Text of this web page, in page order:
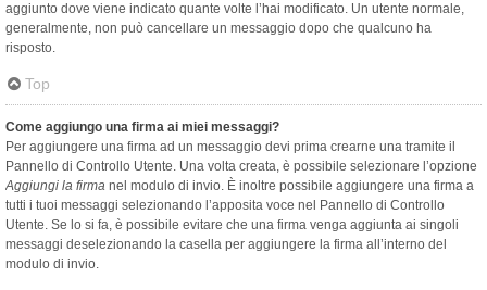
aggiunto dove viene indicato quante volte l’hai modificato. Un utente normale,
generalmente, non può cancellare un messaggio dopo che qualcuno ha
risposto.
Top
Come aggiungo una firma ai miei messaggi?
Per aggiungere una firma ad un messaggio devi prima crearne una tramite il
Pannello di Controllo Utente. Una volta creata, è possibile selezionare l’opzione
Aggiungi la firma nel modulo di invio. È inoltre possibile aggiungere una firma a
tutti i tuoi messaggi selezionando l’apposita voce nel Pannello di Controllo
Utente. Se lo si fa, è possibile evitare che una firma venga aggiunta ai singoli
messaggi deselezionando la casella per aggiungere la firma all’interno del
modulo di invio.